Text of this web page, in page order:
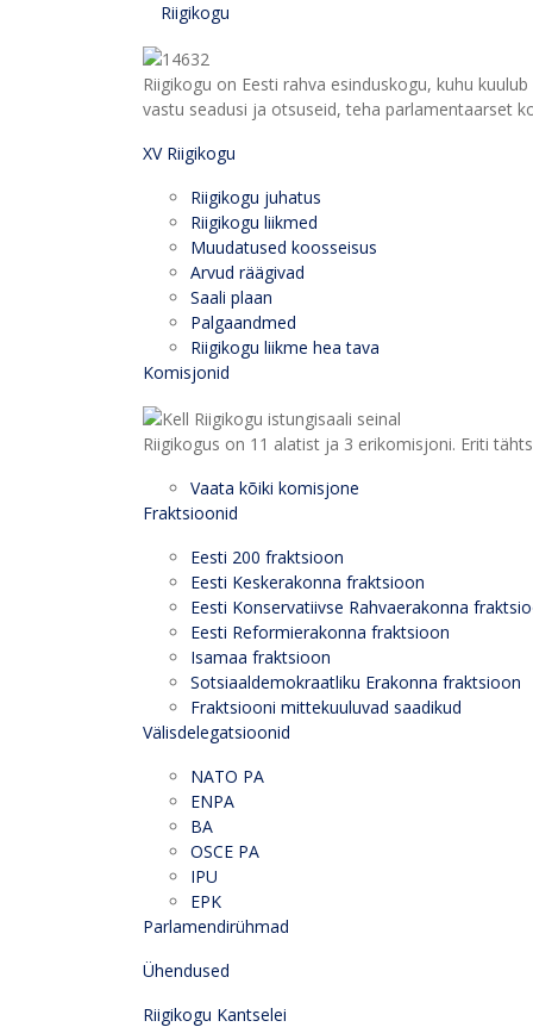
Riigikogu
Riigikogu on Eesti rahva esinduskogu, kuhu
vastu seadusi ja otsuseid, teha parlamentaarset
XV Riigikogu
Riigikogu juhatus
Riigikogu liikmed
Muudatused koosseisus
Arvud räägivad
Saali plaan
Palgaandmed
Riigikogu liikme hea tava
Komisjonid
Riigikogus on 11 alatist ja 3 erikomisjoni. Eriti
Vaata kõiki komisjone
Fraktsioonid
Eesti 200 fraktsioon
Eesti Keskerakonna fraktsioon
Eesti Konservatiivse Rahvaerakonna
Eesti Reformierakonna fraktsioon
Isamaa fraktsioon
Sotsiaaldemokraatliku Erakonna fraktsioon
Fraktsiooni mittekuuluvad saadikud
Välisdelegatsioonid
NATO PA
ENPA
BA
OSCE PA
IPU
EPK
Parlamendirühmad
Ühendused
Riigikogu Kantselei